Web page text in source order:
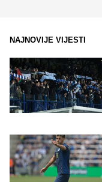
NAJNOVIJE VIJESTI